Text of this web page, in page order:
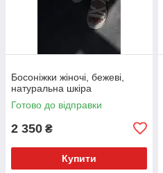
Босоніжки жіночі, бежеві,
натуральна шкіра
Готово до відправки
2 350 ₴
Купити